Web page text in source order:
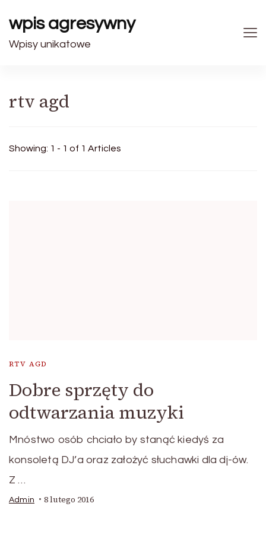
wpis agresywny
Wpisy unikatowe
rtv agd
Showing: 1 - 1 of 1 Articles
RTV AGD
Dobre sprzęty do
odtwarzania muzyki
Mnóstwo osób chciało by stanąć kiedyś za
konsoletą DJ’a oraz założyć słuchawki dla dj-ów.
Z …
Admin 8 lutego 2016